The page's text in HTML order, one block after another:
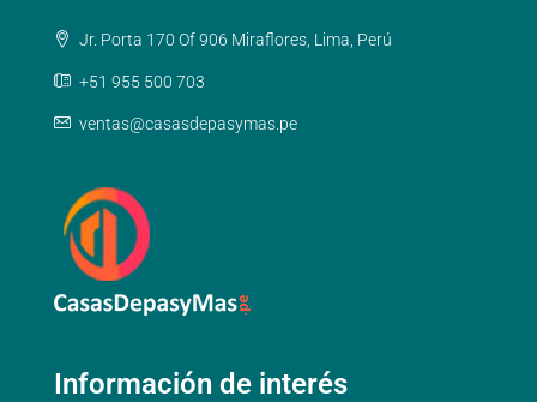
Jr. Porta 170 Of 906 Miraflores, Lima, Perú
+51 955 500 703
ventas@casasdepasymas.pe
Información de interés